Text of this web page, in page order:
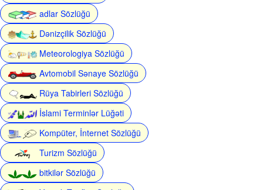
adlar Sözlüğü
Dənizçilik Sözlüğü
Meteorologiya Sözlüğü
Avtomobil Sənaye Sözlüğü
Rüya Tabirleri Sözlüğü
İslami Terminlər Lüğəti
Kompüter, İnternet Sözlüğü
Turizm Sözlüğü
bitkilər Sözlüğü